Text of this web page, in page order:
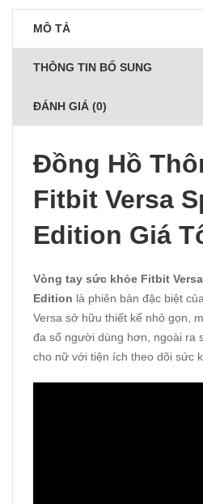
MÔ TẢ
THÔNG TIN BỔ SUNG
ĐÁNH GIÁ (0)
Đồng Hồ
Fitbit Versa
Edition Giá
Vòng tay sức khỏe Fitbit
Edition là phiên bản đặc biệt
Versa sở hữu thiết kế nhỏ gọn,
đa số người dùng hơn, ngoài ra
cho nữ với tiện ích theo dõi sức